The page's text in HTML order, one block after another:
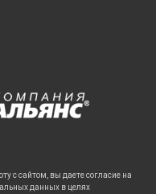
с сайтом, вы даете согласие на
данных в целях